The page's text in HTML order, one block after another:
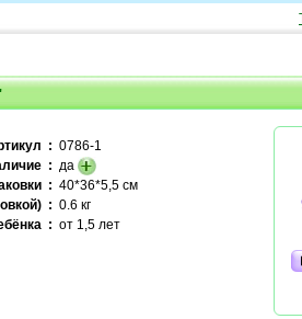
: 0786-1
: да
: 40*36*5,5 см
: 0.6 кг
: от 1,5 лет